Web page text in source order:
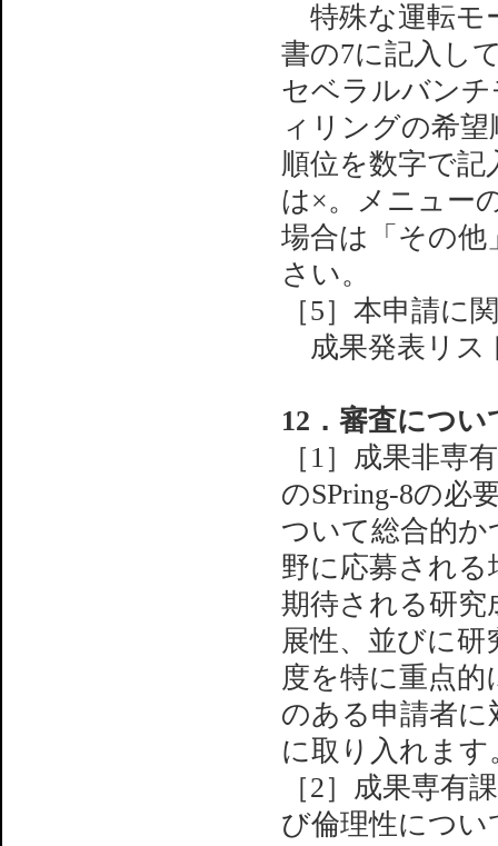
特殊な運転モ
書の7に記入し
セベラルバン
ィリングの希
順位を数字で
は×。メニュー
場合は「その
さい。
［5］本申請に
成果発表リス
12．審査につい
［1］成果非専
のSPring-8の必
ついて総合的
野に応募される
期待される研究
展性、並びに
度を特に重点
のある申請者に
に取り入れます
［2］成果専有
び倫理性につ